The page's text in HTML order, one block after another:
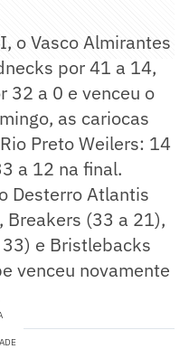
o Vasco Almirantes
por 41 a 14,
32 a 0 e venceu o
as cariocas
Preto Weilers: 14
a 12 na final.
Desterro Atlantis
Breakers (33 a 21),
e Bristlebacks
venceu novamente